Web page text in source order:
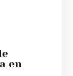
en